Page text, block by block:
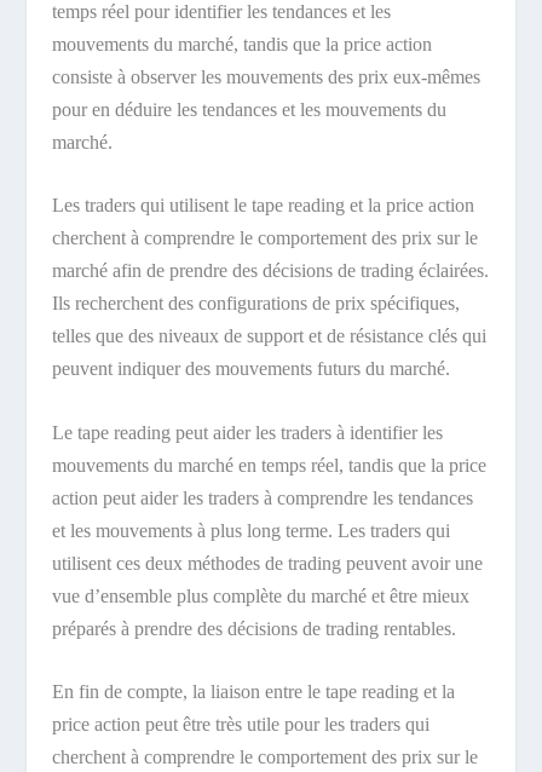
temps réel pour identifier les tendances et les
mouvements du marché, tandis que la price action
consiste à observer les mouvements des prix eux-mêmes
pour en déduire les tendances et les mouvements du
marché.
Les traders qui utilisent le tape reading et la price action
cherchent à comprendre le comportement des prix sur le
marché afin de prendre des décisions de trading éclairées.
Ils recherchent des configurations de prix spécifiques,
telles que des niveaux de support et de résistance clés qui
peuvent indiquer des mouvements futurs du marché.
Le tape reading peut aider les traders à identifier les
mouvements du marché en temps réel, tandis que la price
action peut aider les traders à comprendre les tendances
et les mouvements à plus long terme. Les traders qui
utilisent ces deux méthodes de trading peuvent avoir une
vue d’ensemble plus complète du marché et être mieux
préparés à prendre des décisions de trading rentables.
En fin de compte, la liaison entre le tape reading et la
price action peut être très utile pour les traders qui
cherchent à comprendre le comportement des prix sur le